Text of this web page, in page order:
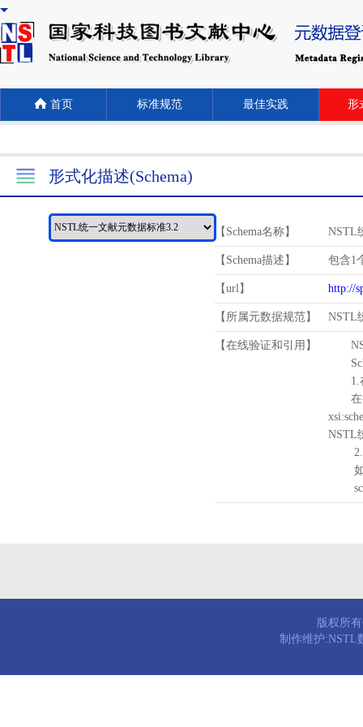
首页 标准规范 最佳实践 形
形式化描述(Schema)
【Schema名称】 NSTL
【Schema描述】 包含1
【url】 http://
【所属元数据规范】 NSTL
【在线验证和引用】
1.
在待
NSTL
2.
如需
版权所
制作维护:NSTL